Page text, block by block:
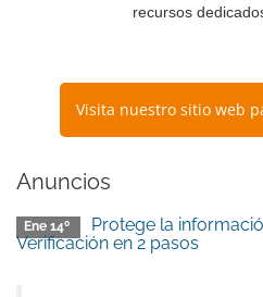
recursos
Visita nuestro sitio web
Anuncios
Ene 14º
Protege la
Verificación en 2 pasos